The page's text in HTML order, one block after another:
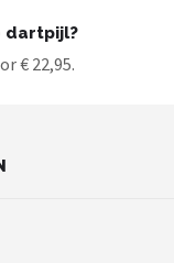
dartpijl?
€ 22,95.